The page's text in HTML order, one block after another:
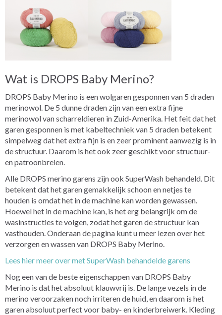
Wat is DROPS Baby Merino?
DROPS Baby Merino is een wolgaren gesponnen van 5 draden
merinowol. De 5 dunne draden zijn van een extra fijne
merinowol van scharreldieren in Zuid-Amerika. Het feit dat het
garen gesponnen is met kabeltechniek van 5 draden betekent
simpelweg dat het extra fijn is en zeer prominent aanwezig is in
de structuur. Daarom is het ook zeer geschikt voor structuur-
en patroonbreien.
Alle DROPS merino garens zijn ook SuperWash behandeld. Dit
betekent dat het garen gemakkelijk schoon en netjes te
houden is omdat het in de machine kan worden gewassen.
Hoewel het in de machine kan, is het erg belangrijk om de
wasinstructies te volgen, zodat het garen de structuur kan
vasthouden. Onderaan de pagina kunt u meer lezen over het
verzorgen en wassen van DROPS Baby Merino.
Lees hier meer over met SuperWash behandelde garens
Nog een van de beste eigenschappen van DROPS Baby
Merino is dat het absoluut klauwvrij is. De lange vezels in de
merino veroorzaken noch irriteren de huid, en daarom is het
garen absoluut perfect voor baby- en kinderbreiwerk. Kleding